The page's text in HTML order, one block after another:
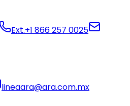
Ext.+1 866 257 0025
lineaara@ara.com.mx